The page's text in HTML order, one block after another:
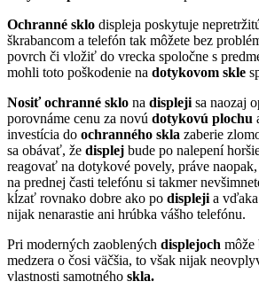
Ochranné sklo displeja poskytuje
škrabancom a telefón tak môžete bez
povrch či vložiť do vrecka spoločne s
mohli toto poškodenie na dotykovom skle
Nosiť ochranné sklo na displeji sa naozaj
porovnáme cenu za novú dotykovú plochu
investícia do ochranného skla zaberie
sa obávať, že displej bude po nalepení
reagovať na dotykové povely, práve
na prednej časti telefónu si takmer
kĺzať rovnako dobre ako po displeji a
nijak nenarastie ani hrúbka vášho telefónu.
Pri moderných zaoblených displejoch môže
medzera o čosi väčšia, to však nijak
vlastnosti samotného skla.